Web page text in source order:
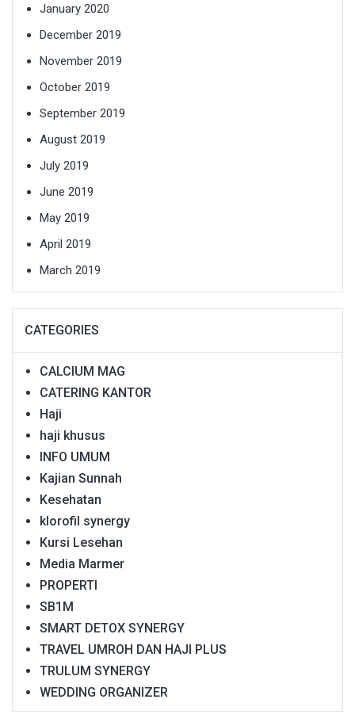
January 2020
December 2019
November 2019
October 2019
September 2019
August 2019
July 2019
June 2019
May 2019
April 2019
March 2019
CATEGORIES
CALCIUM MAG
CATERING KANTOR
Haji
haji khusus
INFO UMUM
Kajian Sunnah
Kesehatan
klorofil synergy
Kursi Lesehan
Media Marmer
PROPERTI
SB1M
SMART DETOX SYNERGY
TRAVEL UMROH DAN HAJI PLUS
TRULUM SYNERGY
WEDDING ORGANIZER